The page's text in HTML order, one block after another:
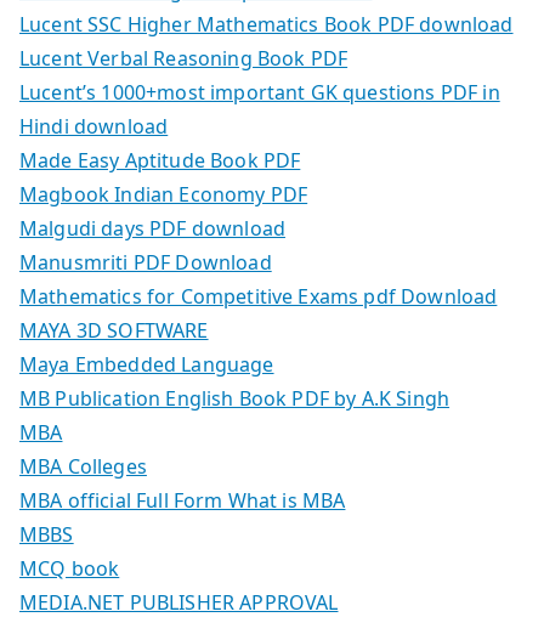
Lucent SSC Higher Mathematics Book PDF download
Lucent Verbal Reasoning Book PDF
Lucent’s 1000+most important GK questions PDF in
Hindi download
Made Easy Aptitude Book PDF
Magbook Indian Economy PDF
Malgudi days PDF download
Manusmriti PDF Download
Mathematics for Competitive Exams pdf Download
MAYA 3D SOFTWARE
Maya Embedded Language
MB Publication English Book PDF by A.K Singh
MBA
MBA Colleges
MBA official Full Form What is MBA
MBBS
MCQ book
MEDIA.NET PUBLISHER APPROVAL